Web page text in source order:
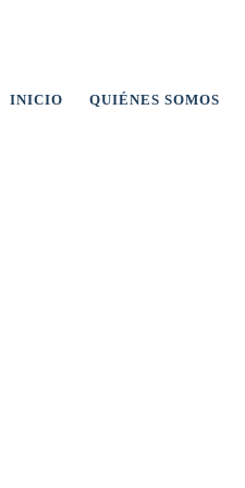
INICIO QUIÉNES SOMOS